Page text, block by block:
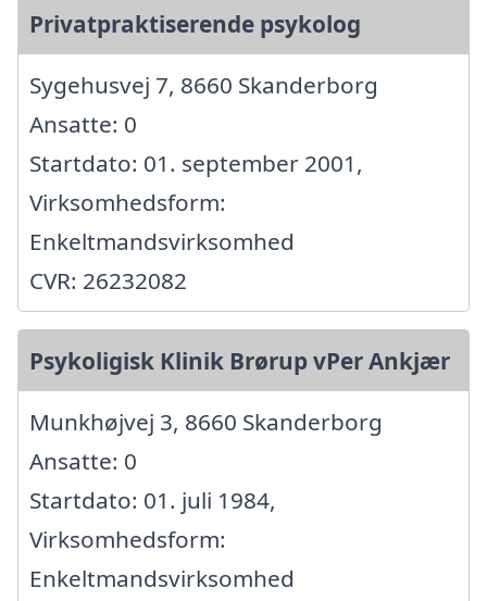
Privatpraktiserende psykolog
Sygehusvej 7, 8660 Skanderborg
Ansatte: 0
Startdato: 01. september 2001,
Virksomhedsform:
Enkeltmandsvirksomhed
CVR: 26232082
Psykoligisk Klinik Brørup vPer Ankjær
Munkhøjvej 3, 8660 Skanderborg
Ansatte: 0
Startdato: 01. juli 1984,
Virksomhedsform:
Enkeltmandsvirksomhed